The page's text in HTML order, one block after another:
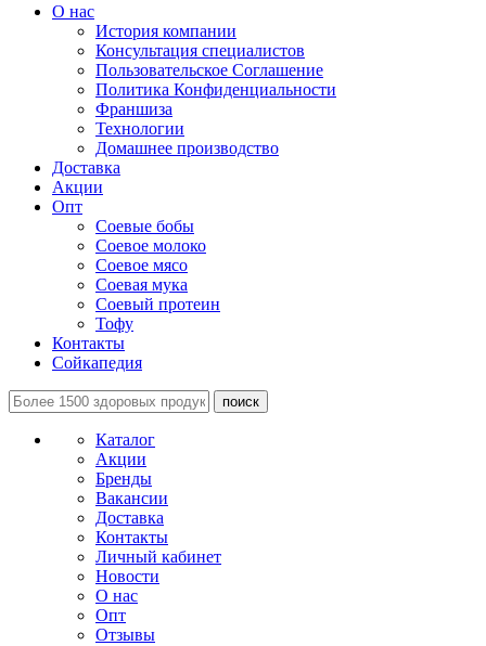
О нас
История компании
Консультация специалистов
Пользовательское Соглашение
Политика Конфиденциальности
Франшиза
Технологии
Домашнее производство
Доставка
Акции
Опт
Соевые бобы
Соевое молоко
Соевое мясо
Соевая мука
Соевый протеин
Тофу
Контакты
Сойкапедия
поиск
Каталог
Акции
Бренды
Вакансии
Доставка
Контакты
Личный кабинет
Новости
О нас
Опт
Отзывы